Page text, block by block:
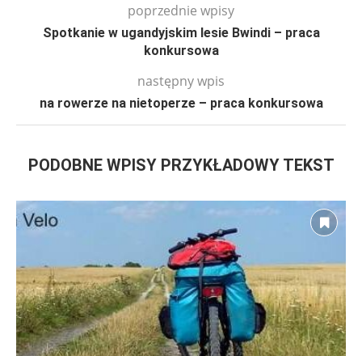
poprzednie wpisy
Spotkanie w ugandyjskim lesie Bwindi – praca
konkursowa
następny wpis
na rowerze na nietoperze – praca konkursowa
PODOBNE WPISY PRZYKŁADOWY TEKST